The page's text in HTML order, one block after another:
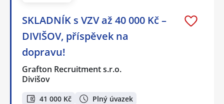
SKLADNÍK s VZV až 40 000 Kč –
DIVIŠOV, příspěvek na
dopravu!
Grafton Recruitment s.r.o.
Divišov
41 000 Kč Plný úvazek